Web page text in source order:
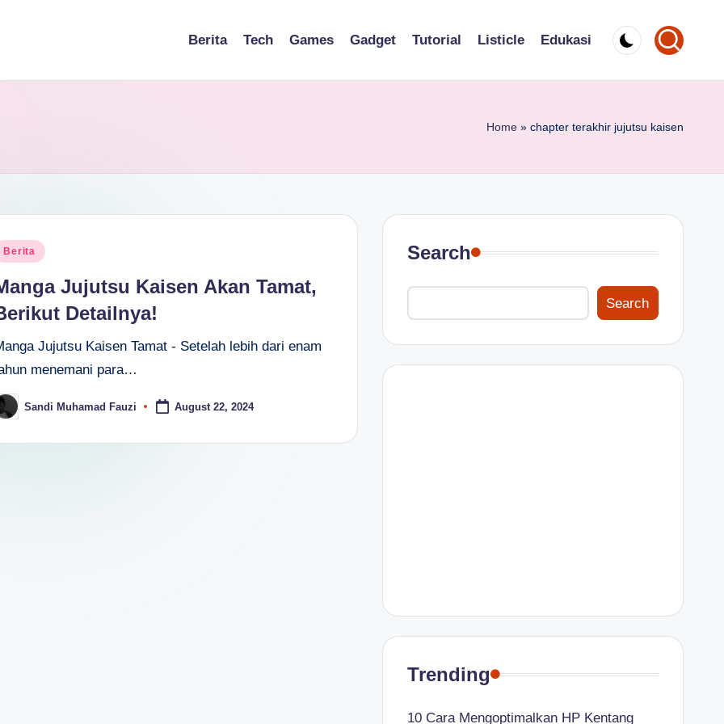
Berita Tech Games Gadget Tutorial Listicle Edukasi
Home » chapter terakhir jujutsu kaisen
Berita
Jujutsu Kaisen Akan Tamat,
Detailnya!
Jujutsu Kaisen Tamat - Setelah lebih dari enam
menemani para…
Sandi Muhamad Fauzi August 22, 2024
Search
Search
Trending
10 Cara Mengoptimalkan HP Kentang